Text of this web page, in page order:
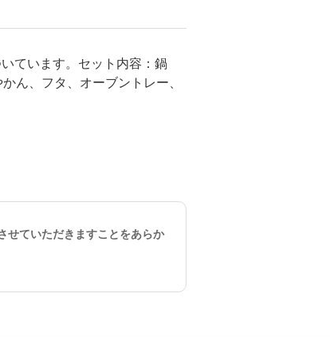
ています。セット内容：鍋
ん、フタ、オーブントレー、
せていただきますことをあらか